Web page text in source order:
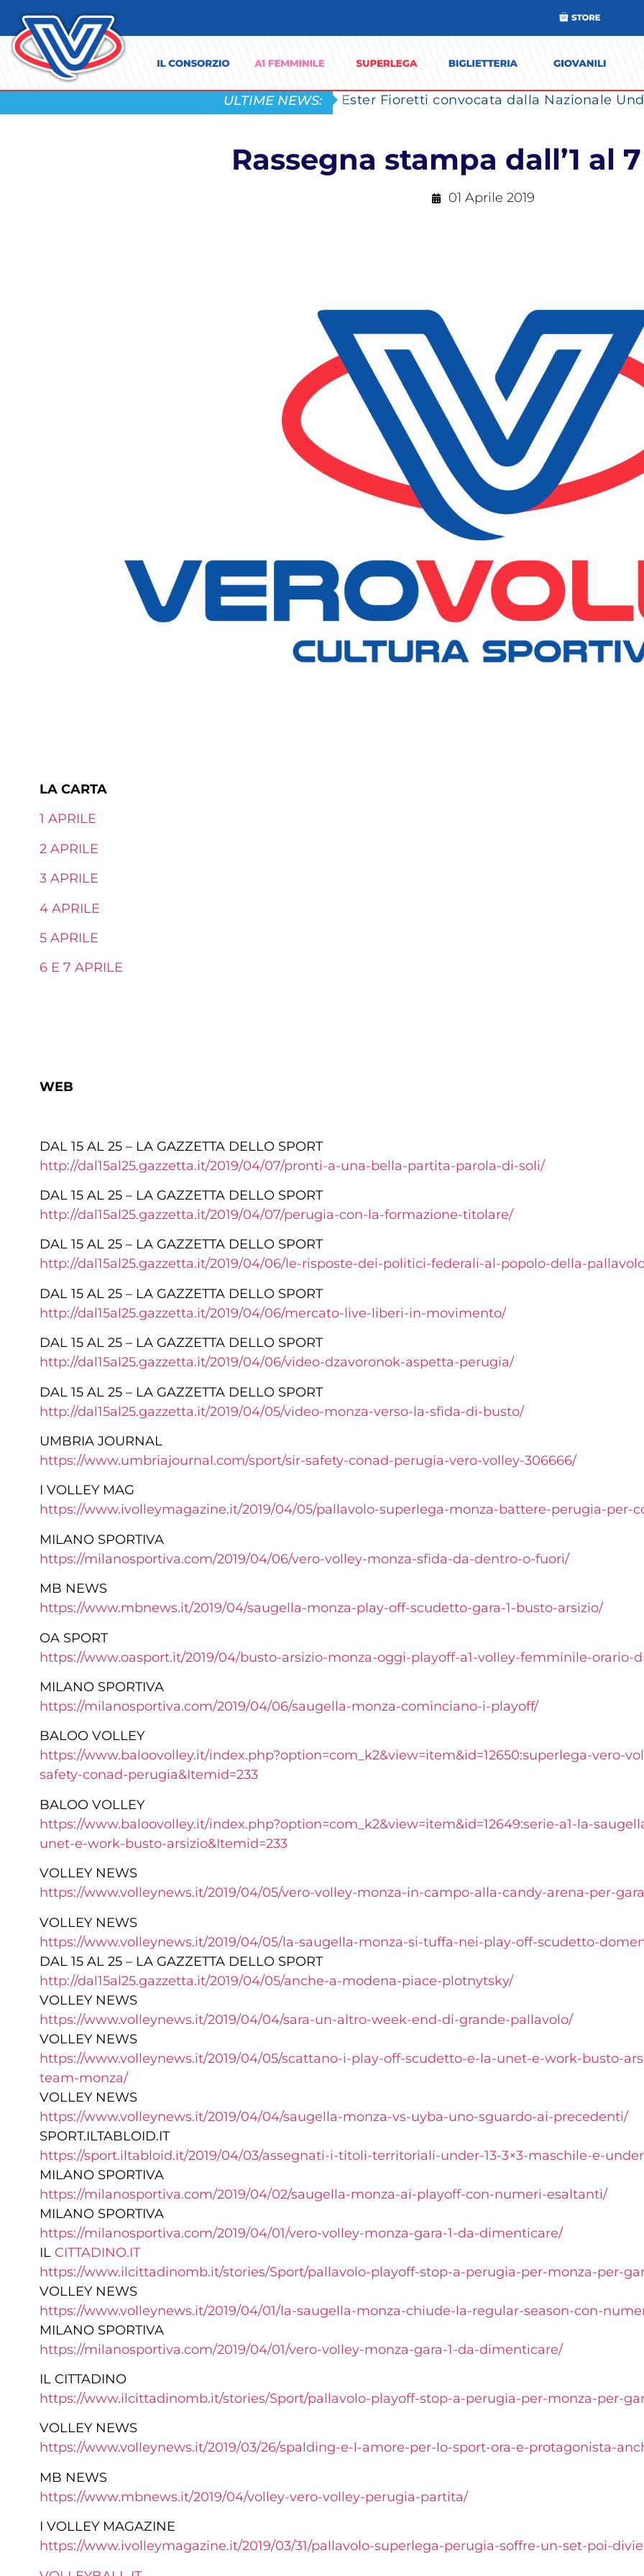
ULTIME NEWS: Ester Fioretti convocata dalla Nazionale
Rassegna stampa dall’1 al
01 Aprile 2019
LA CARTA
1 APRILE
2 APRILE
3 APRILE
4 APRILE
5 APRILE
6 E 7 APRILE
WEB
DAL 15 AL 25 – LA GAZZETTA DELLO SPORT
http://dal15al25.gazzetta.it/2019/04/07/pronti-a-una-bella-partita-parola-di-soli/
DAL 15 AL 25 – LA GAZZETTA DELLO SPORT
http://dal15al25.gazzetta.it/2019/04/07/perugia-con-la-formazione-titolare/
DAL 15 AL 25 – LA GAZZETTA DELLO SPORT
http://dal15al25.gazzetta.it/2019/04/06/le-risposte-dei-politici-federali-al-popolo-della-
DAL 15 AL 25 – LA GAZZETTA DELLO SPORT
http://dal15al25.gazzetta.it/2019/04/06/mercato-live-liberi-in-movimento/
DAL 15 AL 25 – LA GAZZETTA DELLO SPORT
http://dal15al25.gazzetta.it/2019/04/06/video-dzavoronok-aspetta-perugia/
DAL 15 AL 25 – LA GAZZETTA DELLO SPORT
http://dal15al25.gazzetta.it/2019/04/05/video-monza-verso-la-sfida-di-busto/
UMBRIA JOURNAL
https://www.umbriajournal.com/sport/sir-safety-conad-perugia-vero-volley-306666/
I VOLLEY MAG
https://www.ivolleymagazine.it/2019/04/05/pallavolo-superlega-monza-battere-perugia-per-
MILANO SPORTIVA
https://milanosportiva.com/2019/04/06/vero-volley-monza-sfida-da-dentro-o-fuori/
MB NEWS
https://www.mbnews.it/2019/04/saugella-monza-play-off-scudetto-gara-1-busto-arsizio/
OA SPORT
https://www.oasport.it/2019/04/busto-arsizio-monza-oggi-playoff-a1-volley-femminile-orario-
MILANO SPORTIVA
https://milanosportiva.com/2019/04/06/saugella-monza-cominciano-i-playoff/
BALOO VOLLEY
https://www.baloovolley.it/index.php?option=com_k2&view=item&id=12650:superlega-vero-
safety-conad-perugia&Itemid=233
BALOO VOLLEY
https://www.baloovolley.it/index.php?option=com_k2&view=item&id=12649:serie-a1-la-
unet-e-work-busto-arsizio&Itemid=233
VOLLEY NEWS
https://www.volleynews.it/2019/04/05/vero-volley-monza-in-campo-alla-candy-arena-per-
VOLLEY NEWS
https://www.volleynews.it/2019/04/05/la-saugella-monza-si-tuffa-nei-play-off-scudetto-
DAL 15 AL 25 – LA GAZZETTA DELLO SPORT
http://dal15al25.gazzetta.it/2019/04/05/anche-a-modena-piace-plotnytsky/
VOLLEY NEWS
https://www.volleynews.it/2019/04/04/sara-un-altro-week-end-di-grande-pallavolo/
VOLLEY NEWS
https://www.volleynews.it/2019/04/05/scattano-i-play-off-scudetto-e-la-unet-e-work-busto-
team-monza/
VOLLEY NEWS
https://www.volleynews.it/2019/04/04/saugella-monza-vs-uyba-uno-sguardo-ai-precedenti/
SPORT.ILTABLOID.IT
https://sport.iltabloid.it/2019/04/03/assegnati-i-titoli-territoriali-under-13-3×3-maschile-e-
MILANO SPORTIVA
https://milanosportiva.com/2019/04/02/saugella-monza-ai-playoff-con-numeri-esaltanti/
MILANO SPORTIVA
https://milanosportiva.com/2019/04/01/vero-volley-monza-gara-1-da-dimenticare/
IL CITTADINO.IT
https://www.ilcittadinomb.it/stories/Sport/pallavolo-playoff-stop-a-perugia-per-monza-per-
VOLLEY NEWS
https://www.volleynews.it/2019/04/01/la-saugella-monza-chiude-la-regular-season-con-
MILANO SPORTIVA
https://milanosportiva.com/2019/04/01/vero-volley-monza-gara-1-da-dimenticare/
IL CITTADINO
https://www.ilcittadinomb.it/stories/Sport/pallavolo-playoff-stop-a-perugia-per-monza-per-
VOLLEY NEWS
https://www.volleynews.it/2019/03/26/spalding-e-l-amore-per-lo-sport-ora-e-protagonista-
MB NEWS
https://www.mbnews.it/2019/04/volley-vero-volley-perugia-partita/
I VOLLEY MAGAZINE
https://www.ivolleymagazine.it/2019/03/31/pallavolo-superlega-perugia-soffre-un-set-poi-